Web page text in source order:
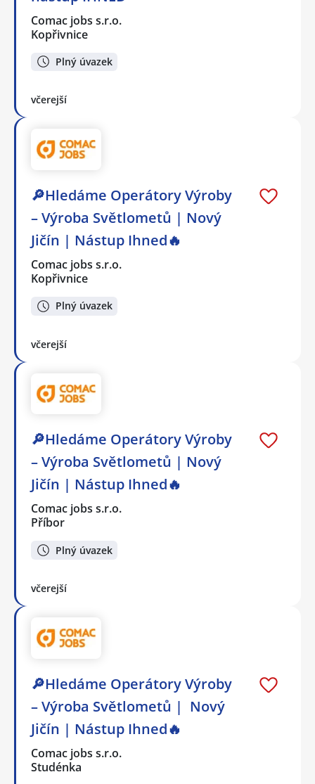
Comac jobs s.r.o.
Kopřivnice
Plný úvazek
včerejší
🔎Hledáme Operátory Výroby
– Výroba Světlometů | Nový
Jičín | Nástup Ihned🔥
Comac jobs s.r.o.
Kopřivnice
Plný úvazek
včerejší
🔎Hledáme Operátory Výroby
– Výroba Světlometů | Nový
Jičín | Nástup Ihned🔥
Comac jobs s.r.o.
Příbor
Plný úvazek
včerejší
🔎Hledáme Operátory Výroby
– Výroba Světlometů | Nový
Jičín | Nástup Ihned🔥
Comac jobs s.r.o.
Studénka